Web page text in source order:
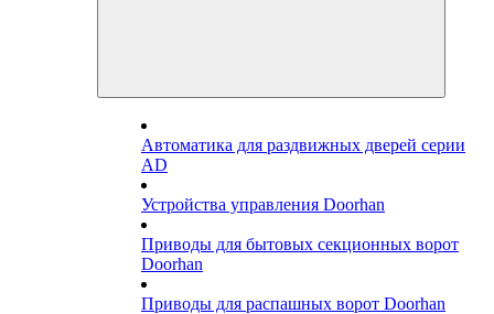
Автоматика для раздвижных дверей серии
AD
Устройства управления Doorhan
Приводы для бытовых секционных ворот
Doorhan
Приводы для распашных ворот Doorhan